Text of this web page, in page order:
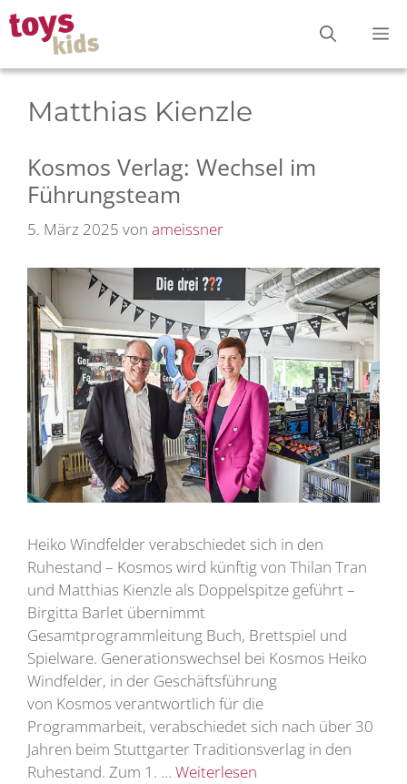
Zum
Inhalt
springen
Matthias Kienzle
Kosmos Verlag: Wechsel im
Führungsteam
5. März 2025 von ameissner
Heiko Windfelder verabschiedet sich in den
Ruhestand – Kosmos wird künftig von Thilan Tran
und Matthias Kienzle als Doppelspitze geführt –
Birgitta Barlet übernimmt
Gesamtprogrammleitung Buch, Brettspiel und
Spielware. Generationswechsel bei Kosmos Heiko
Windfelder, in der Geschäftsführung
von Kosmos verantwortlich für die
Programmarbeit, verabschiedet sich nach über 30
Jahren beim Stuttgarter Traditionsverlag in den
Ruhestand. Zum 1. … Weiterlesen